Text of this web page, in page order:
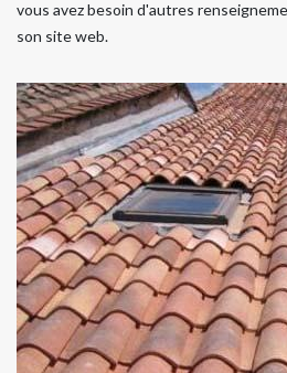
vous avez besoin d'autres
son site web.